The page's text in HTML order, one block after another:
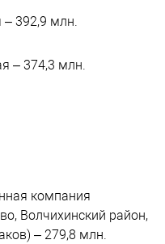
392,9 млн.
– 374,3 млн.
компания
Волчихинский район,
– 279,8 млн.